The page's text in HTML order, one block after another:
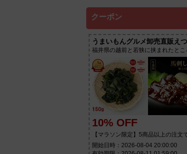
クーポン
うまいもんグルメ卸売直販え
福井県の越前と若狭に挟まれたと
10% OFF
【マラソン限定】5商品以上の注文
開始日時：2026-08-04 20:00:00